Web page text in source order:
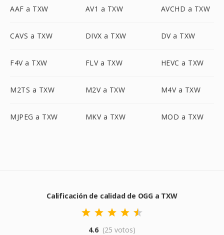
AAF a TXW AV1 a TXW AVCHD a TXW
CAVS a TXW DIVX a TXW DV a TXW
F4V a TXW FLV a TXW HEVC a TXW
M2TS a TXW M2V a TXW M4V a TXW
MJPEG a TXW MKV a TXW MOD a TXW
Calificación de calidad de OGG a TXW
4.6 (25 votos)